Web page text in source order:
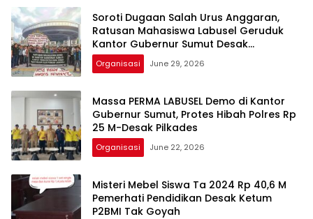
Soroti Dugaan Salah Urus Anggaran,
Ratusan Mahasiswa Labusel Geruduk
Kantor Gubernur Sumut Desak
Pengusutan Hibah Rp25 Miliar
Organisasi June 29, 2026
Massa PERMA LABUSEL Demo di Kantor
Gubernur Sumut, Protes Hibah Polres Rp
25 M-Desak Pilkades
Organisasi June 22, 2026
Misteri Mebel Siswa Ta 2024 Rp 40,6 M
Pemerhati Pendidikan Desak Ketum
P2BMI Tak Goyah